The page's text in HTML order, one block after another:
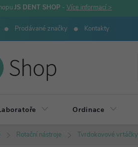
JS DENT SHOP - Více informací >
Prodávané značky Kontakty
Ordinace
Rotační nástroje Tvrdokovové vrtáčky